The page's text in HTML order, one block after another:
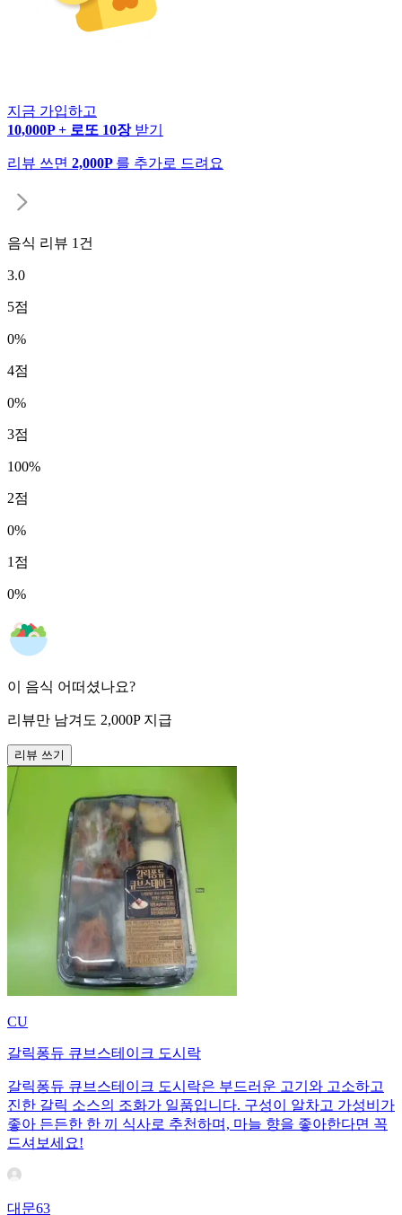
지금 가입하고
10,000P + 로또 10장 받기
리뷰 쓰면 2,000P 를 추가로 드려요
음식 리뷰 1 건
3.0
5점
0%
4점
0%
3점
100%
2점
0%
1 점
0%
이 음식 어떠셨나요?
리뷰만 남겨도 2,000P 지급
리뷰 쓰기
CU
갈릭퐁듀 큐브스테이크 도시락
갈릭퐁듀 큐브스테이크 도시락은 부드러운 고기와 고소하고
진한 갈릭 소스의 조화가 일품입니다. 구성이 알차고 가성비가
좋아 든든한 한 끼 식사로 추천하며, 마늘 향을 좋아한다면 꼭
드셔보세요!
대문63